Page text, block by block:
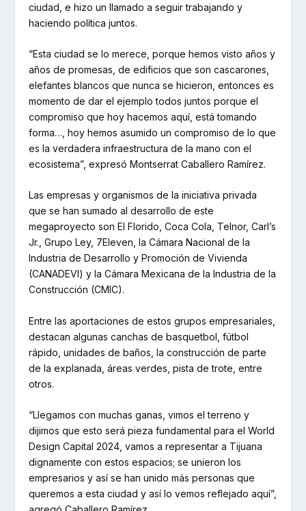
ciudad, e hizo un llamado a seguir trabajando y
haciendo política juntos.
“Esta ciudad se lo merece, porque hemos visto años y
años de promesas, de edificios que son cascarones,
elefantes blancos que nunca se hicieron, entonces es
momento de dar el ejemplo todos juntos porque el
compromiso que hoy hacemos aquí, está tomando
forma…, hoy hemos asumido un compromiso de lo que
es la verdadera infraestructura de la mano con el
ecosistema”, expresó Montserrat Caballero Ramírez.
Las empresas y organismos de la iniciativa privada
que se han sumado al desarrollo de este
megaproyecto son El Florido, Coca Cola, Telnor, Carl’s
Jr., Grupo Ley, 7Eleven, la Cámara Nacional de la
Industria de Desarrollo y Promoción de Vivienda
(CANADEVI) y la Cámara Mexicana de la Industria de la
Construcción (CMIC).
Entre las aportaciones de estos grupos empresariales,
destacan algunas canchas de basquetbol, fútbol
rápido, unidades de baños, la construcción de parte
de la explanada, áreas verdes, pista de trote, entre
otros.
“Llegamos con muchas ganas, vimos el terreno y
dijimos que esto será pieza fundamental para el World
Design Capital 2024, vamos a representar a Tijuana
dignamente con estos espacios; se unieron los
empresarios y así se han unido más personas que
queremos a esta ciudad y así lo vemos reflejado aquí”,